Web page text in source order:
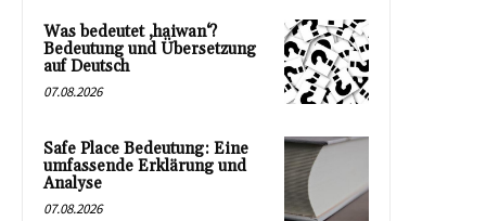
Was bedeutet ‚haiwan‘?
Bedeutung und Übersetzung
auf Deutsch
07.08.2026
Safe Place Bedeutung: Eine
umfassende Erklärung und
Analyse
07.08.2026